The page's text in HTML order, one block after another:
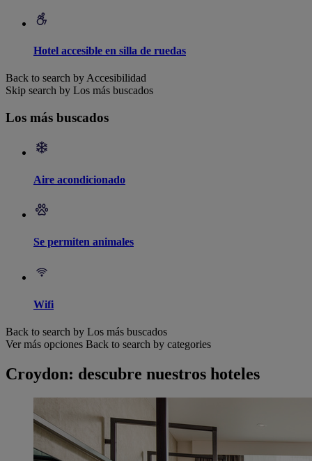
Hotel accesible en silla de ruedas
Back to search by Accesibilidad
Skip search by Los más buscados
Los más buscados
Aire acondicionado
Se permiten animales
Wifi
Back to search by Los más buscados
Ver más opciones Back to search by categories
Croydon: descubre nuestros hoteles